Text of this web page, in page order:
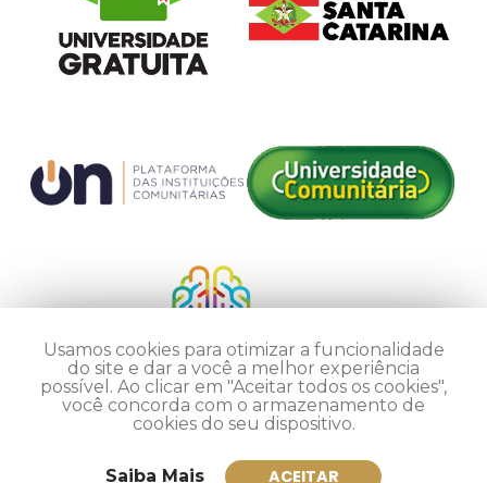
Usamos cookies para otimizar a funcionalidade
do site e dar a você a melhor experiência
possível. Ao clicar em "Aceitar todos os cookies",
você concorda com o armazenamento de
cookies do seu dispositivo.
Saiba Mais ACEITAR